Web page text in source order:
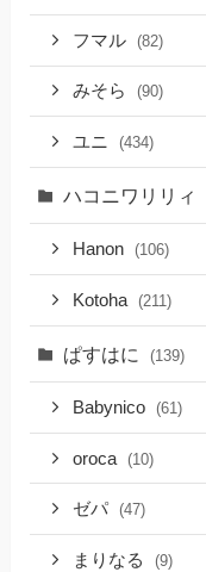
フマル (82)
みそら (90)
ユニ (434)
ハコニワリリィ
Hanon (106)
Kotoha (211)
ぱすはに (139)
Babynico (61)
oroca (10)
ゼパ (47)
まりなる (9)